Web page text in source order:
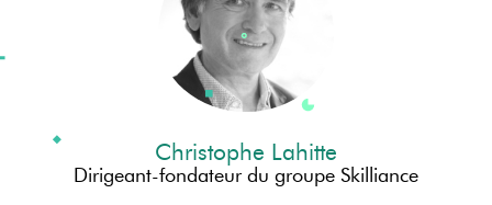
Christophe Lahitte
Dirigeant-fondateur du groupe Skilliance